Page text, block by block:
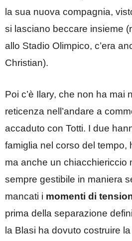
la sua nuova compagnia,
si lasciano beccare insieme
allo Stadio Olimpico, c’era
Christian).
Poi c’è Ilary, che non ha mai
reticenza nell’andare a
accaduto con Totti. I due
famiglia nel corso del tempo,
ma anche un chiacchiericcio
sempre gestibile in maniera
mancati i momenti di
prima della separazione
la Blasi ha dovuto costruire